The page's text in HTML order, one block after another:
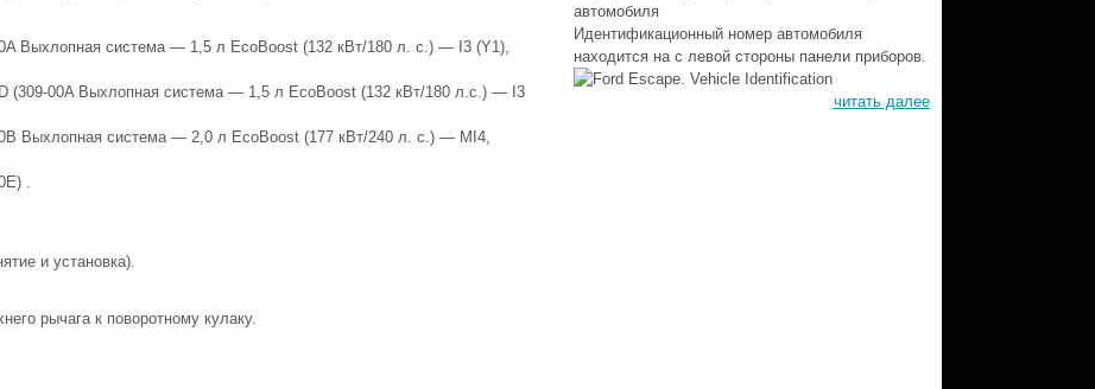
Выхлопная система — 1,5 л EcoBoost (132 кВт/180 л. с.) — I3 (Y1),
(309-00A Выхлопная система — 1,5 л EcoBoost (132 кВт/180 л.с.) — I3
Выхлопная система — 2,0 л EcoBoost (177 кВт/240 л. с.) — MI4,
.
и установка).
рычага к поворотному кулаку.
автомобиля
Идентификационный номер автомобиля
находится на с левой стороны панели приборов.
читать далее